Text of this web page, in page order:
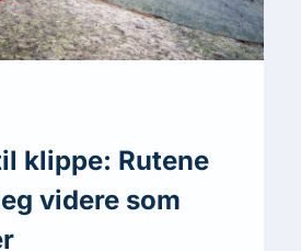
klippe: Rutene
videre som